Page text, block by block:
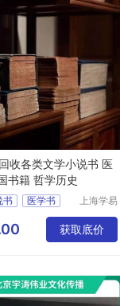
收各类文学小说书 医
书籍 哲学历史
书
医学书
哲学书籍
上海学易
限公司
获取底价